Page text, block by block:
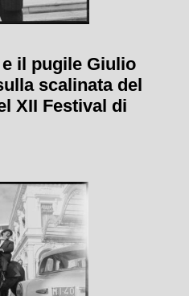
il pugile Giulio
scalinata del
XII Festival di